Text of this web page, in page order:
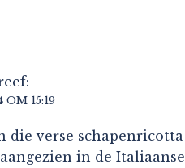
OM 15:19
die verse schapenricotta
in de Italiaanse